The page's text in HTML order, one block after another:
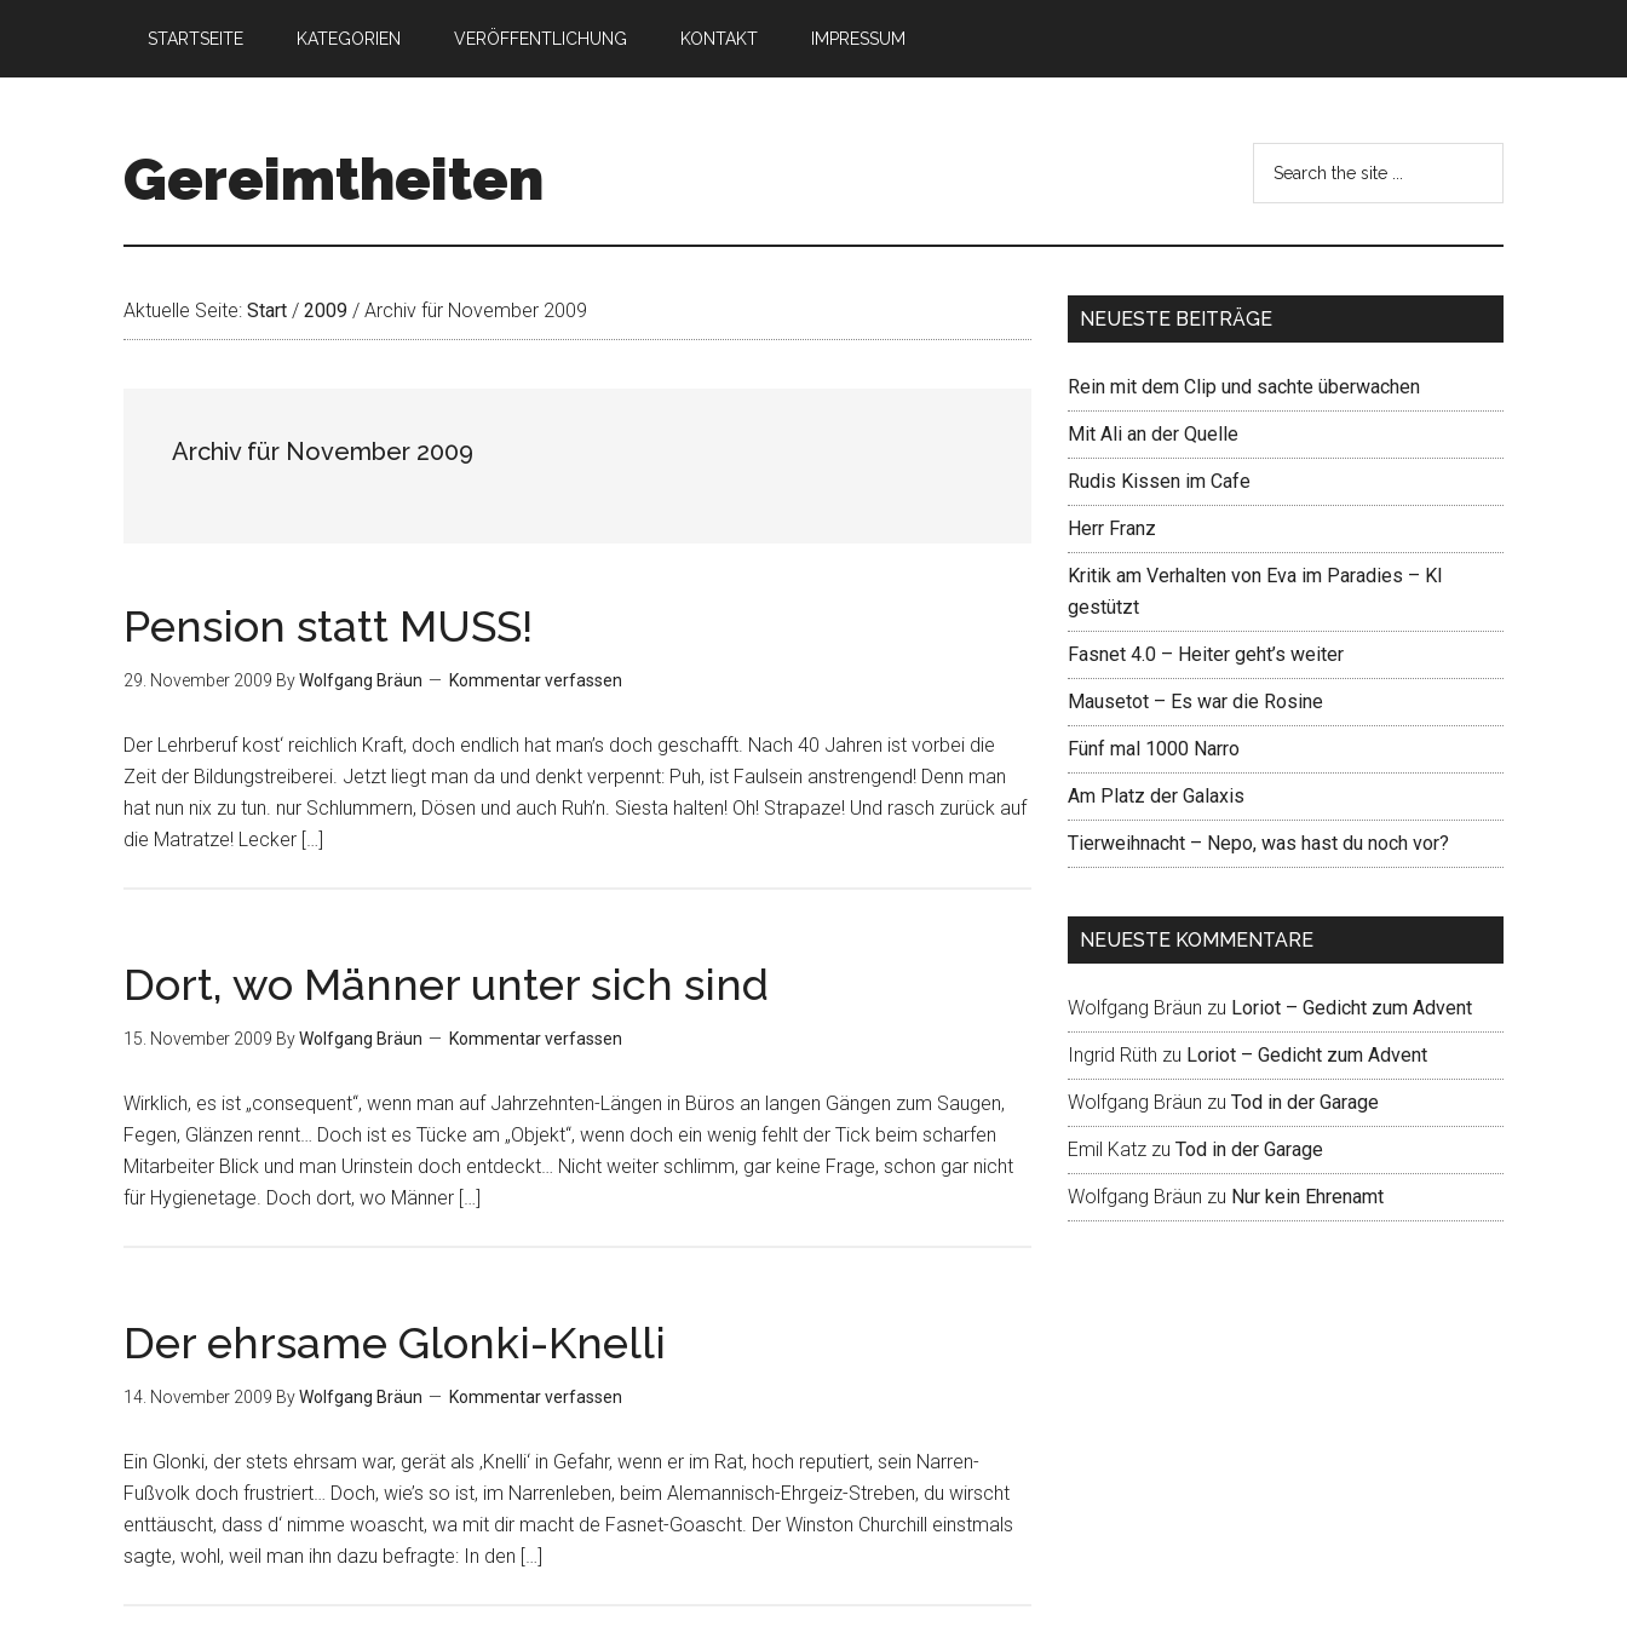
STARTSEITE KATEGORIEN VERÖFFENTLICHUNG KONTAKT IMPRESSUM
Gereimtheiten
Aktuelle Seite: Start / 2009 / Archiv für November 2009
Archiv für November 2009
Pension statt MUSS!
29. November 2009 ByWolfgang Bräun Kommentar verfassen
Der Lehrberuf kost‘ reichlich Kraft, doch endlich hat man’s doch geschafft. Nach 40 Jahren ist vorbei die
Zeit der Bildungstreiberei. Jetzt liegt man da und denkt verpennt: Puh, ist Faulsein anstrengend! Denn man
hat nun nix zu tun. nur Schlummern, Dösen und auch Ruh’n. Siesta halten! Oh! Strapaze! Und rasch zurück auf
die Matratze! Lecker […]
Dort, wo Männer unter sich sind
15. November 2009 ByWolfgang Bräun Kommentar verfassen
Wirklich, es ist „consequent“, wenn man auf Jahrzehnten-Längen in Büros an langen Gängen zum Saugen,
Fegen, Glänzen rennt… Doch ist es Tücke am „Objekt“, wenn doch ein wenig fehlt der Tick beim scharfen
Mitarbeiter Blick und man Urinstein doch entdeckt… Nicht weiter schlimm, gar keine Frage, schon gar nicht
für Hygienetage. Doch dort, wo Männer […]
Der ehrsame Glonki-Knelli
14. November 2009 ByWolfgang Bräun Kommentar verfassen
Ein Glonki, der stets ehrsam war, gerät als ‚Knelli‘ in Gefahr, wenn er im Rat, hoch reputiert, sein Narren-
Fußvolk doch frustriert… Doch, wie’s so ist, im Narrenleben, beim Alemannisch-Ehrgeiz-Streben, du wirscht
enttäuscht, dass d‘ nimme woascht, wa mit dir macht de Fasnet-Goascht. Der Winston Churchill einstmals
sagte, wohl, weil man ihn dazu befragte: In den […]
NEUESTE BEITRÄGE
Rein mit dem Clip und sachte überwachen
Mit Ali an der Quelle
Rudis Kissen im Cafe
Herr Franz
Kritik am Verhalten von Eva im Paradies – KI
gestützt
Fasnet 4.0 – Heiter geht’s weiter
Mausetot – Es war die Rosine
Fünf mal 1000 Narro
Am Platz der Galaxis
Tierweihnacht – Nepo, was hast du noch vor?
NEUESTE KOMMENTARE
Wolfgang Bräun zu Loriot – Gedicht zum Advent
Ingrid Rüth zu Loriot – Gedicht zum Advent
Wolfgang Bräun zu Tod in der Garage
Emil Katz zu Tod in der Garage
Wolfgang Bräun zu Nur kein Ehrenamt